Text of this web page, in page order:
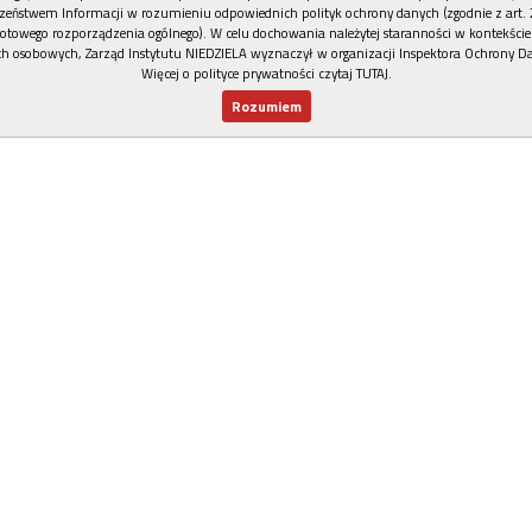
Informacji w rozumieniu odpowiednich polityk ochrony danych (zgodnie z art.
rozporządzenia ogólnego). W celu dochowania należytej staranności w
osobowych, Zarząd Instytutu NIEDZIELA wyznaczył w organizacji Inspektora Ochrony
Więcej o polityce prywatności czytaj TUTAJ.
Rozumiem